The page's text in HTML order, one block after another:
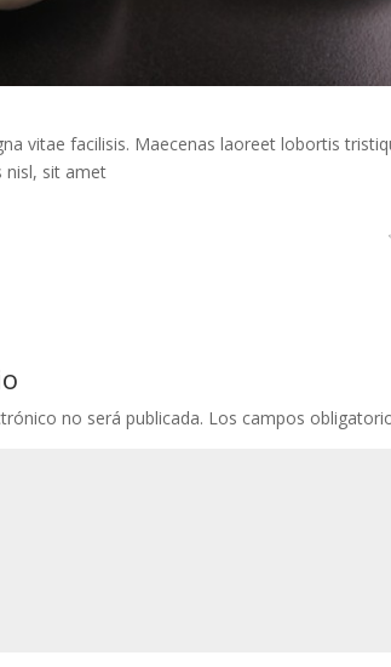
vitae facilisis. Maecenas laoreet lobortis
nisl, sit amet
no será publicada. Los campos